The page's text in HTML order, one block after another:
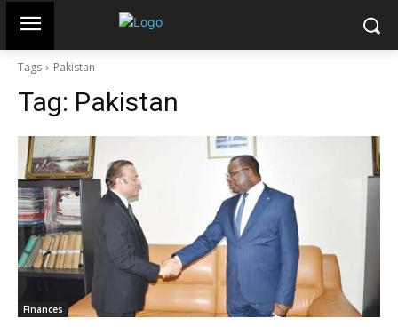
Tags Pakistan
Tag: Pakistan
Finances